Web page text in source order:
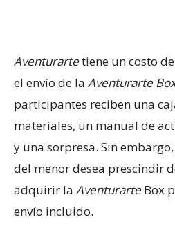
Aventurartetiene un costo
el envío de la Aventurarte
participantes reciben una
materiales, un manual de
y una sorpresa. Sin
del menor desea prescindir
adquirir la Aventurarte Box
envío incluido.